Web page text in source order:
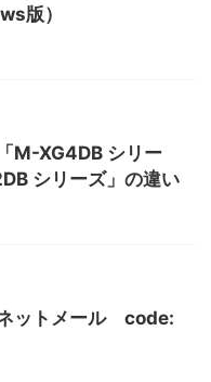
版）
M-XG4DB シリー
シリーズ」の違い
ットメール code: